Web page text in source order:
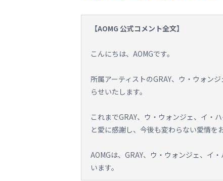
【AOMG 公式コメント全文】
こんにちは、AOMGです。
所属アーティストのGRAY、ウ・ウォン
らせいたします。
これまでGRAY、ウ・ウォンジェ、イ・
と愛に感謝し、今後も変わらない愛情を
AOMGは、GRAY、ウ・ウォンジェ、イ
います。